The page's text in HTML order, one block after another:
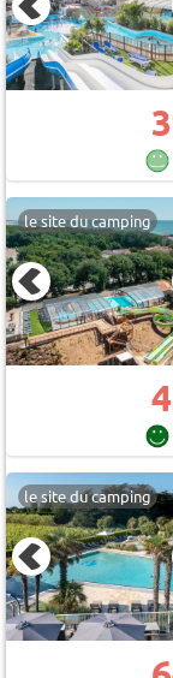
le site du camping
le site du camping